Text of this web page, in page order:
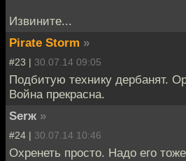
Извините...
Pirate Storm »
#23 | 30.07.14 09:05
Подбитую технику дербанят.
Война прекрасна.
Serж »
#24 | 30.07.14 10:46
Охренеть просто. Надо его